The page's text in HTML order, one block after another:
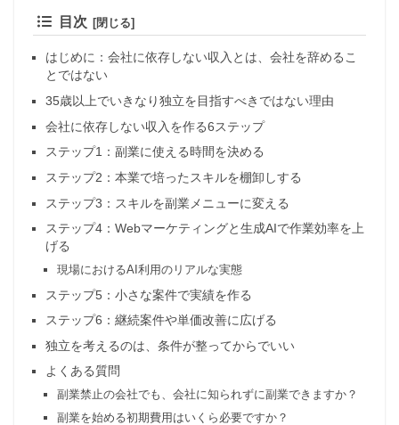
目次
はじめに：会社に依存しない収入とは、会社を辞めるこ
とではない
35歳以上でいきなり独立を目指すべきではない理由
会社に依存しない収入を作る6ステップ
ステップ1：副業に使える時間を決める
ステップ2：本業で培ったスキルを棚卸しする
ステップ3：スキルを副業メニューに変える
ステップ4：Webマーケティングと生成AIで作業効率を上
げる
現場におけるAI利用のリアルな実態
ステップ5：小さな案件で実績を作る
ステップ6：継続案件や単価改善に広げる
独立を考えるのは、条件が整ってからでいい
よくある質問
副業禁止の会社でも、会社に知られずに副業できますか？
副業を始める初期費用はいくら必要ですか？